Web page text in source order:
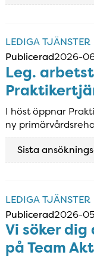
LEDIGA TJÄNSTER
Publicerad2026-
Leg.
I höst öppnar
ny
Sista
LEDIGA TJÄNSTER
Publicerad2026-
Vi söker
på Team